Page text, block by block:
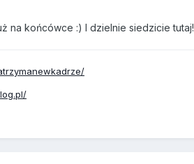
na końcówce :) I dzielnie siedzicie tutaj!